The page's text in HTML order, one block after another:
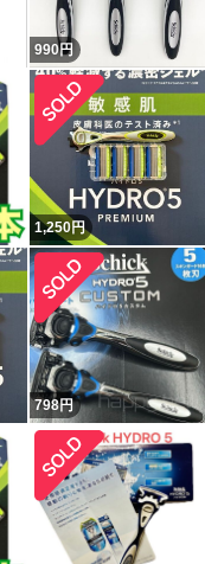
990円
1,250円
798円